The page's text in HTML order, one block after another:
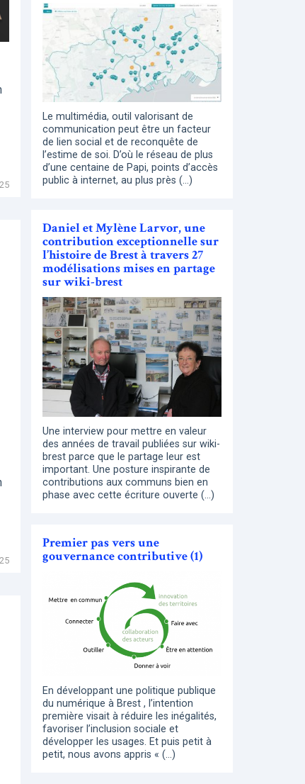
Le multimédia, outil valorisant de
communication peut être un facteur
de lien social et de reconquête de
l’estime de soi. D’où le réseau de plus
d’une centaine de Papi, points d’accès
public à internet, au plus près (…)
Daniel et Mylène Larvor, une
contribution exceptionnelle sur
l’histoire de Brest à travers 27
modélisations mises en partage
sur wiki-brest
Une interview pour mettre en valeur
des années de travail publiées sur wiki-
brest parce que le partage leur est
important. Une posture inspirante de
contributions aux communs bien en
phase avec cette écriture ouverte (…)
Premier pas vers une
gouvernance contributive (1)
En développant une politique publique
du numérique à Brest , l’intention
première visait à réduire les inégalités,
favoriser l’inclusion sociale et
développer les usages. Et puis petit à
petit, nous avons appris « (…)